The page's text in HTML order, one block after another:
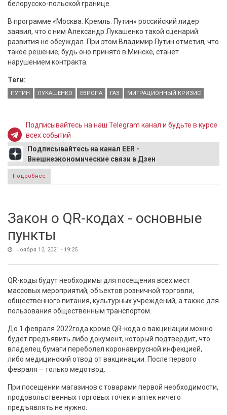
белорусско-польской границе.
В программе «Москва. Кремль. Путин» российский лидер
заявил, что с ним Александр Лукашенко такой сценарий
развития не обсуждал. При этом Владимир Путин отметил, что
такое решение, будь оно принято в Минске, станет
нарушением контракта.
Теги:
ПУТИН ЛУКАШЕНКО ЕВРОПА ГАЗ МИГРАЦИОННЫЙ КРИЗИС
Подписывайтесь на наш Telegram канал и будьте в курсе
всех событий
Подписывайтесь на канал EER -
Внешнеэкономические связи в Дзен
Подробнее
российский газ в Европу
Закон о QR-кодах - основные
пункты
ноября 12, 2021 - 19:25
QR-коды будут необходимы для посещения всех мест
массовых мероприятий, объектов розничной торговли,
общественного питания, культурных учреждений, а также для
пользования общественным транспортом.
До 1 февраля 2022года кроме QR-кода о вакцинации можно
будет предъявить либо документ, который подтвердит, что
владелец бумаги переболел коронавирусной инфекцией,
либо медицинский отвод от вакцинации. После первого
февраля – только медотвод.
При посещении магазинов с товарами первой необходимости,
продовольственных торговых точек и аптек ничего
предъявлять не нужно.